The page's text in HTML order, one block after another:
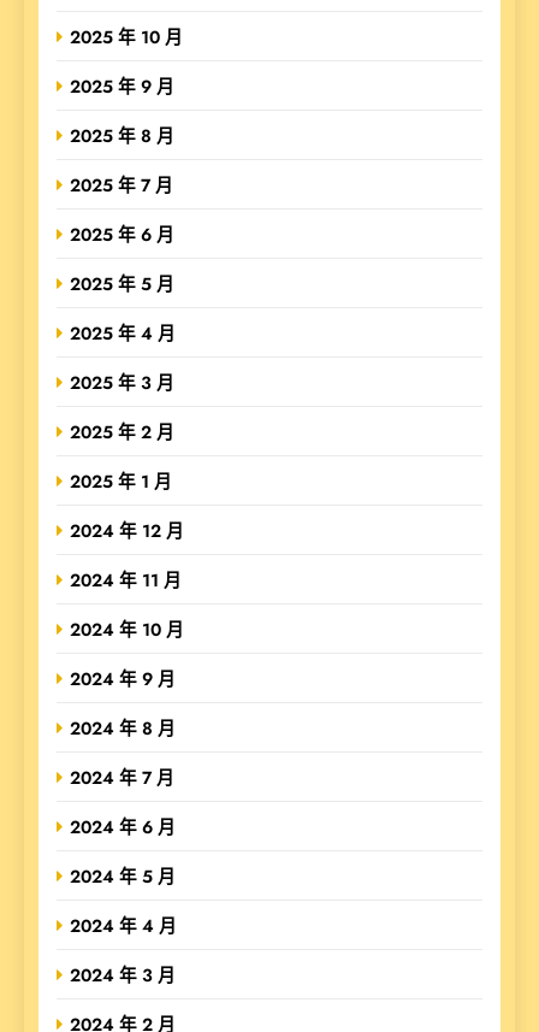
2025 年 10 月
2025 年 9 月
2025 年 8 月
2025 年 7 月
2025 年 6 月
2025 年 5 月
2025 年 4 月
2025 年 3 月
2025 年 2 月
2025 年 1 月
2024 年 12 月
2024 年 11 月
2024 年 10 月
2024 年 9 月
2024 年 8 月
2024 年 7 月
2024 年 6 月
2024 年 5 月
2024 年 4 月
2024 年 3 月
2024 年 2 月